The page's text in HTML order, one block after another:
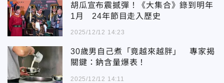
胡瓜宣布震撼彈！《大集合》錄到明年
1月 24年節目走入歷史
2025/12/12 14:23
30歲男自己煮「竟越來越胖」 專家揭
關鍵：鈉含量爆表！
2025/12/12 14:11